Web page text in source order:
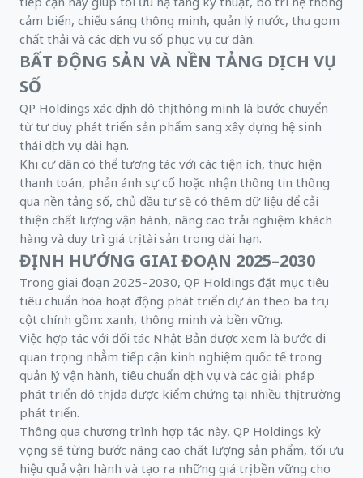
cảm biến, chiếu sáng thông minh, quản lý nước, thu gom
chất thải và các dịch vụ số phục vụ cư dân.
BẤT ĐỘNG SẢN VÀ NỀN TẢNG DỊCH VỤ
SỐ
QP Holdings xác định đô thị thông minh là bước chuyển
từ tư duy phát triển sản phẩm sang xây dựng hệ sinh
thái dịch vụ dài hạn.
Khi cư dân có thể tương tác với các tiện ích, thực hiện
thanh toán, phản ánh sự cố hoặc nhận thông tin thông
qua nền tảng số, chủ đầu tư sẽ có thêm dữ liệu để cải
thiện chất lượng vận hành, nâng cao trải nghiệm khách
hàng và duy trì giá trị tài sản trong dài hạn.
ĐỊNH HƯỚNG GIAI ĐOẠN 2025–2030
Trong giai đoạn 2025–2030, QP Holdings đặt mục tiêu
tiêu chuẩn hóa hoạt động phát triển dự án theo ba trụ
cột chính gồm: xanh, thông minh và bền vững.
Việc hợp tác với đối tác Nhật Bản được xem là bước đi
quan trọng nhằm tiếp cận kinh nghiệm quốc tế trong
quản lý vận hành, tiêu chuẩn dịch vụ và các giải pháp
phát triển đô thị đã được kiểm chứng tại nhiều thị trường
phát triển.
Thông qua chương trình hợp tác này, QP Holdings kỳ
vọng sẽ từng bước nâng cao chất lượng sản phẩm, tối ưu
hiệu quả vận hành và tạo ra những giá trị bền vững cho